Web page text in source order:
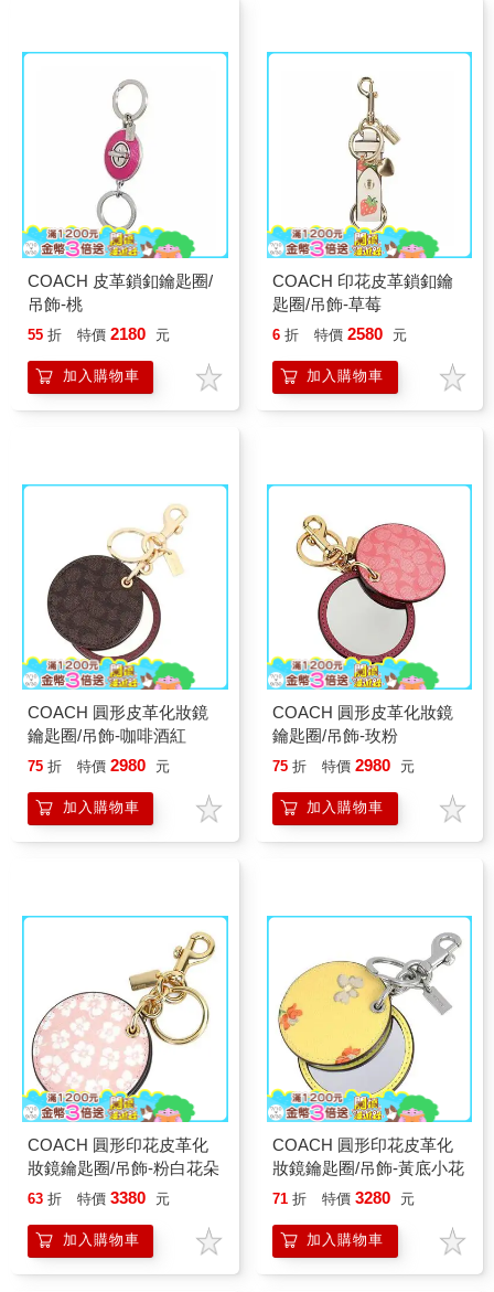
COACH 皮革鎖釦鑰匙圈/
吊飾-桃
55 折 特價 2180 元
加入購物車
COACH 印花皮革鎖釦鑰
匙圈/吊飾-草莓
6 折 特價 2580 元
加入購物車
COACH 圓形皮革化妝鏡
鑰匙圈/吊飾-咖啡酒紅
75 折 特價 2980 元
加入購物車
COACH 圓形皮革化妝鏡
鑰匙圈/吊飾-玫粉
75 折 特價 2980 元
加入購物車
COACH 圓形印花皮革化
妝鏡鑰匙圈/吊飾-粉白花朵
63 折 特價 3380 元
加入購物車
COACH 圓形印花皮革化
妝鏡鑰匙圈/吊飾-黃底小花
71 折 特價 3280 元
加入購物車